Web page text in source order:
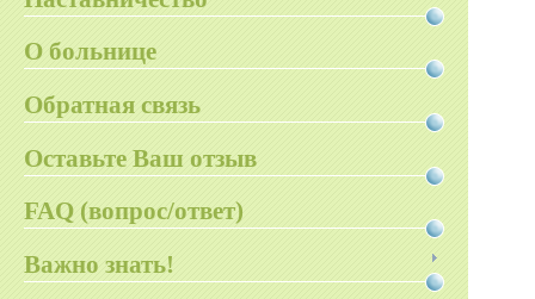
О больнице
Обратная связь
Оставьте Ваш отзыв
FAQ (вопрос/ответ)
Важно знать!